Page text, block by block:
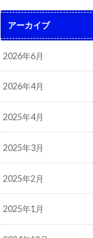
アーカイブ
2026年6月
2026年4月
2025年4月
2025年3月
2025年2月
2025年1月